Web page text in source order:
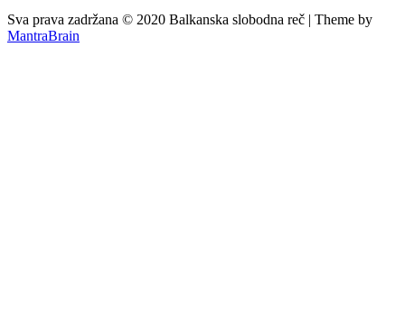
Sva prava zadržana © 2020 Balkanska slobodna reč | Theme by
MantraBrain